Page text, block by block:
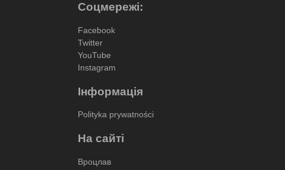
Соцмережі:
Facebook
Twitter
YouTube
Instagram
Інформація
Polityka prywatności
На сайті
Вроцлав